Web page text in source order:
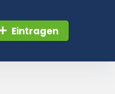
Eintragen